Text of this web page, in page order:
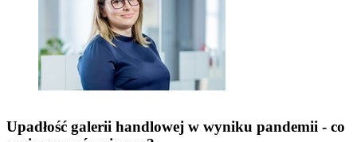
Upadłość galerii handlowej w wyniku pandemii - co